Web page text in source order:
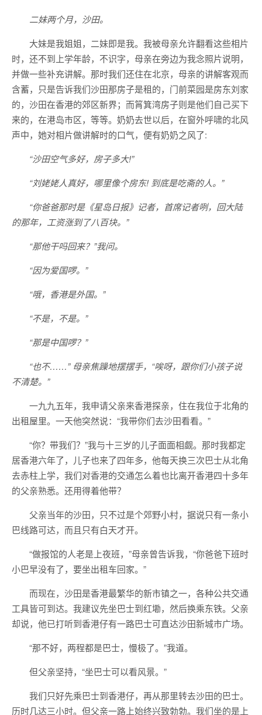
二妹两个月，沙田。
大妹是我姐姐，二妹即是我。我被母亲允许翻看这些相片
时，还不到上学年龄，不识字，母亲在旁边为我念照片说明，
并做一些补充讲解。那时我们还住在北京，母亲的讲解客观而
含蓄，只是告诉我们沙田那房子是租的，门前菜园是房东刘家
的，沙田在香港的郊区新界；而筲箕湾房子则是他们自己买下
来的，在港岛市区，等等。奶奶去世以后，在窗外呼啸的北风
声中，她对相片做讲解时的口气，便有奶奶之风了:
“沙田空气多好，房子多大!”
“刘姥姥人真好，哪里像个房东! 到底是吃斋的人。”
“你爸爸那时是《星岛日报》记者，首席记者咧，回大陆
的那年，工资涨到了八百块。”
“那他干吗回来？”我问。
“因为爱国啰。”
“哦，香港是外国。”
“不是，不是。”
“那是中国啰？”
“也不……” 母亲焦躁地摆摆手，“唉呀，跟你们小孩子说
不清楚。”
一九九五年，我申请父亲来香港探亲，住在我位于北角的
出租屋里。一天他突然说：“我带你们去沙田看看。”
“你？带我们？”我与十三岁的儿子面面相觑。那时我都定
居香港六年了，儿子也来了四年多，他每天换三次巴士从北角
去赤柱上学，我们对香港的交通怎么着也比离开香港四十多年
的父亲熟悉。还用得着他带？
父亲当年的沙田，只不过是个郊野小村，据说只有一条小
巴线路可达，而且只有白天才开。
“做报馆的人老是上夜班，”母亲曾告诉我，“你爸爸下班时
小巴早没有了，要坐出租车回家。”
而现在，沙田是香港最繁华的新市镇之一，各种公共交通
工具皆可到达。我建议先坐巴士到红墈，然后换乘东铁。父亲
却说，他已打听到香港仔有一路巴士可直达沙田新城市广场。
“那不好，两程都是巴士，慢极了。”我道。
但父亲坚持，“坐巴士可以看风景。”
我们只好先乘巴士到香港仔，再从那里转去沙田的巴士。
历时几达三小时。但父亲一路上始终兴致勃勃。我们坐的是上